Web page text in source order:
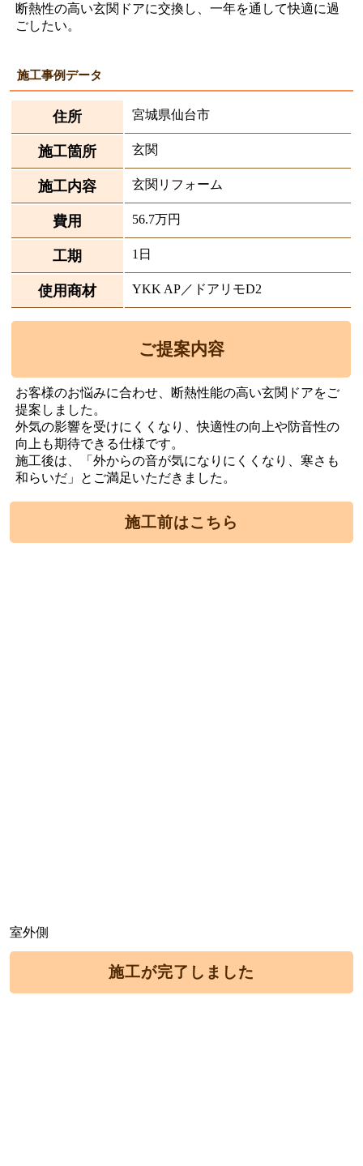
断熱性の高い玄関ドアに交換し、一年を通して快適に過
ごしたい。
施工事例データ
住所 宮城県仙台市
施工箇所 玄関
施工内容 玄関リフォーム
費用 56.7万円
工期 1日
使用商材 YKK AP／ドアリモD2
ご提案内容
お客様のお悩みに合わせ、断熱性能の高い玄関ドアをご
提案しました。
外気の影響を受けにくくなり、快適性の向上や防音性の
向上も期待できる仕様です。
施工後は、「外からの音が気になりにくくなり、寒さも
和らいだ」とご満足いただきました。
施工前はこちら
室外側
施工が完了しました